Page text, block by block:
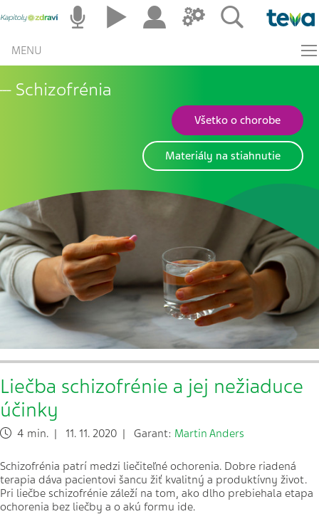
MENU
Schizofrénia
Všetko o chorobe
Materiály na stiahnutie
Liečba schizofrénie a jej nežiaduce
účinky
4 min. | 11. 11. 2020 | Garant: Martin Anders
Schizofrénia patrí medzi liečiteľné ochorenia. Dobre riadená
terapia dáva pacientovi šancu žiť kvalitný a produktívny život.
Pri liečbe schizofrénie záleží na tom, ako dlho prebiehala etapa
ochorenia bez liečby a o akú formu ide.